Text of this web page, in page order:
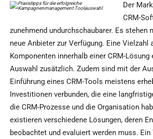
Der
CRM-
zunehmend undurchschaubarer. Es stehen
neue Anbieter zur Verfügung. Eine Vielzahl
Komponenten innerhalb einer CRM-Lösung
Auswahl zusätzlich. Zudem sind mit der
Einführung eines CRM-Tools meistens
Investitionen verbunden, die eine
die CRM-Prozesse und die Organisation
existieren verschiedene Lösungen, deren
beobachtet und evaluiert werden muss.